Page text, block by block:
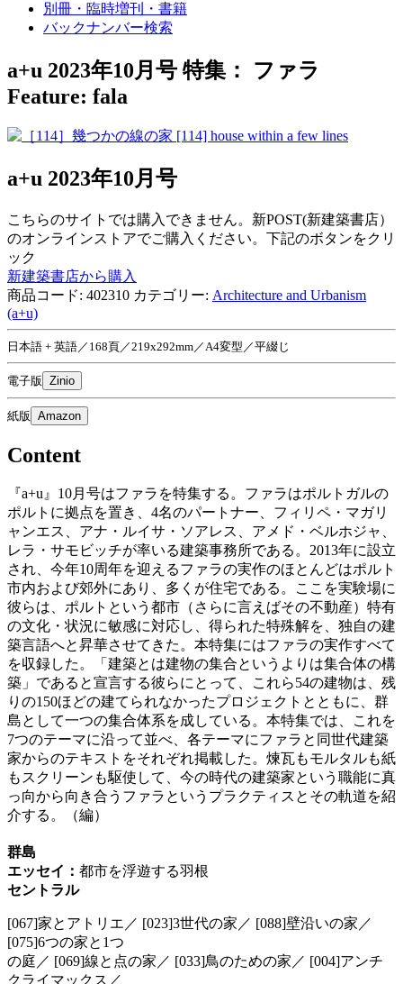
別冊・臨時増刊・書籍
バックナンバー検索
a+u 2023年10月号 特集： ファラ
Feature: fala
a+u 2023年10月号
こちらのサイトでは購入できません。新POST(新建築書店）
のオンラインストアでご購入ください。下記のボタンをクリ
ック
新建築書店から購入
商品コード: 402310 カテゴリー: Architecture and Urbanism
(a+u)
日本語 + 英語／168頁／219x292mm／A4変型／平綴じ
電子版 Zinio
紙版 Amazon
Content
『a+u』10月号はファラを特集する。ファラはポルトガルの
ポルトに拠点を置き、4名のパートナー、フィリペ・マガリ
ャンエス、アナ・ルイサ・ソアレス、アメド・ベルホジャ、
レラ・サモビッチが率いる建築事務所である。2013年に設立
され、今年10周年を迎えるファラの実作のほとんどはポルト
市内および郊外にあり、多くが住宅である。ここを実験場に
彼らは、ポルトという都市（さらに言えばその不動産）特有
の文化・状況に敏感に対応し、得られた特殊解を、独自の建
築言語へと昇華させてきた。本特集にはファラの実作すべて
を収録した。「建築とは建物の集合というよりは集合体の構
築」であると宣言する彼らにとって、これら54の建物は、残
りの150ほどの建てられなかったプロジェクトとともに、群
島として一つの集合体系を成している。本特集では、これを
7つのテーマに沿って並べ、各テーマにファラと同世代建築
家からのテキストをそれぞれ掲載した。煉瓦もモルタルも紙
もスクリーンも駆使して、今の時代の建築家という職能に真
っ向から向き合うファラというプラクティスとその軌道を紹
介する。（編）
群島
エッセイ： 都市を浮遊する羽根
セントラル
[067]家とアトリエ／ [023]3世代の家／ [088]壁沿いの家／
[075]6つの家と1つ
の庭／ [069]線と点の家／ [033]鳥のための家／ [004]アンチ
クライマックス／